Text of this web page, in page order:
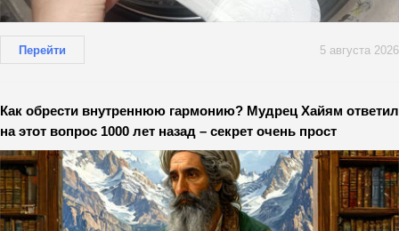
Перейти 5 августа 2026
Как обрести внутреннюю гармонию? Мудрец Хайям ответил
на этот вопрос 1000 лет назад – секрет очень прост